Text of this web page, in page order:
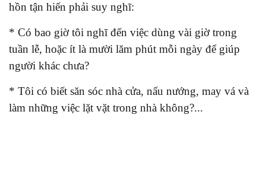
hồn tận hiến phải suy nghĩ:
* Có bao giờ tôi nghĩ đến việc dùng vài giờ trong
tuần lễ, hoặc ít là mười lăm phút mỗi ngày để giúp
người khác chưa?
* Tôi có biết săn sóc nhà cửa, nấu nướng, may vá và
làm những việc lặt vặt trong nhà không?...